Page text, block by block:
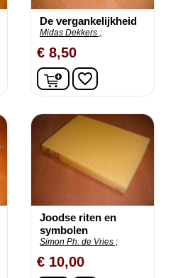
De vergankelijkheid
Midas Dekkers ;
€ 8,50
In winkelwagen
favorite_border
Joodse riten en
symbolen
Simon Ph. de Vries ;
€ 10,00